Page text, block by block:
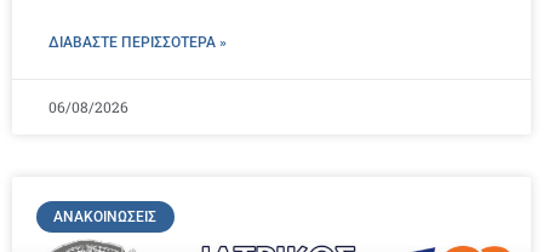
ΔΙΑΒΑΣΤΕ ΠΕΡΙΣΣΌΤΕΡΑ »
06/08/2026
ΑΝΑΚΟΙΝΏΣΕΙΣ